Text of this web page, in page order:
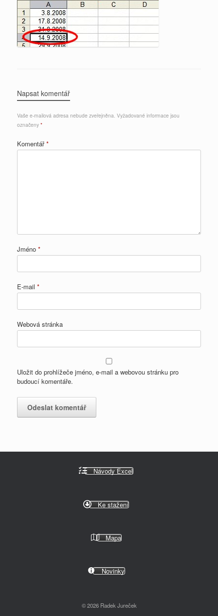
Napsat komentář
Vaše e-mailová adresa nebude zveřejněna. Vyžadované informace jsou
označeny *
Komentář*
Jméno *
E-mail *
Webová stránka
Uložit do prohlížeče jméno, e-mail a webovou stránku pro
budoucí komentáře.
Návody Excel
Ke stažení
Mapa
Novinky
© 2026 Radek Jureček